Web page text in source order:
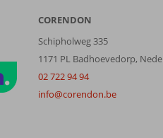
CORENDON
Schipholweg 335
1171 PL Badhoevedorp,
02 722 94 94
info@corendon.be